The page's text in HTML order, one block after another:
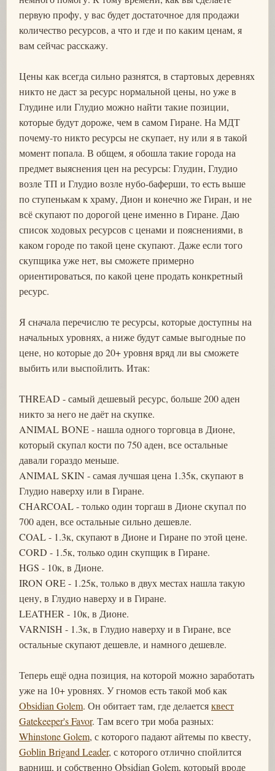
первую профу, у вас будет достаточное для продажи
количество ресурсов, а что и где и по каким ценам, я
вам сейчас расскажу.
Цены как всегда сильно разнятся, в стартовых деревнях
никто не даст за ресурс нормальной цены, но уже в
Глудине или Глудио можно найти такие позиции,
которые будут дороже, чем в самом Гиране. На МДТ
почему-то никто ресурсы не скупает, ну или я в такой
момент попала. В общем, я обошла такие города на
предмет выяснения цен на ресурсы: Глудин, Глудио
возле ТП и Глудио возле нубо-баферши, то есть выше
по ступенькам к храму, Дион и конечно же Гиран, и не
всё скупают по дорогой цене именно в Гиране. Даю
список ходовых ресурсов с ценами и пояснениями, в
каком городе по такой цене скупают. Даже если того
скупщика уже нет, вы сможете примерно
ориентироваться, по какой цене продать конкретный
ресурс.
Я сначала перечислю те ресурсы, которые доступны на
начальных уровнях, а ниже будут самые выгодные по
цене, но которые до 20+ уровня вряд ли вы сможете
выбить или выспойлить. Итак:
THREAD - самый дешевый ресурс, больше 200 аден
никто за него не даёт на скупке.
ANIMAL BONE - нашла одного торговца в Дионе,
который скупал кости по 750 аден, все остальные
давали гораздо меньше.
ANIMAL SKIN - самая лучшая цена 1.35к, скупают в
Глудио наверху или в Гиране.
CHARCOAL - только один торгаш в Дионе скупал по
700 аден, все остальные сильно дешевле.
COAL - 1.3к, скупают в Дионе и Гиране по этой цене.
CORD - 1.5к, только один скупщик в Гиране.
HGS - 10к, в Дионе.
IRON ORE - 1.25к, только в двух местах нашла такую
цену, в Глудио наверху и в Гиране.
LEATHER - 10к, в Дионе.
VARNISH - 1.3к, в Глудио наверху и в Гиране, все
остальные скупают дешевле, и намного дешевле.
Теперь ещё одна позиция, на которой можно заработать
уже на 10+ уровнях. У гномов есть такой моб как
Obsidian Golem. Он обитает там, где делаетсяквест
Gatekeeper's Favor. Там всего три моба разных:
Whinstone Golem, с которого падают айтемы по квесту,
Goblin Brigand Leader, с которого отлично спойлится
варниш, и собственно Obsidian Golem, который вроде